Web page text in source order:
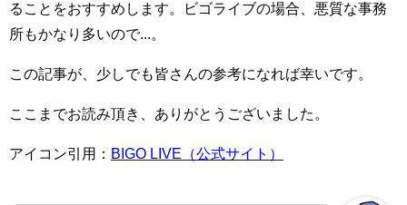
ることをおすすめします。ビゴライブの場合、悪質な事務
所もかなり多いので...。
この記事が、少しでも皆さんの参考になれば幸いです。
ここまでお読み頂き、ありがとうございました。
アイコン引用： BIGO LIVE（公式サイト）